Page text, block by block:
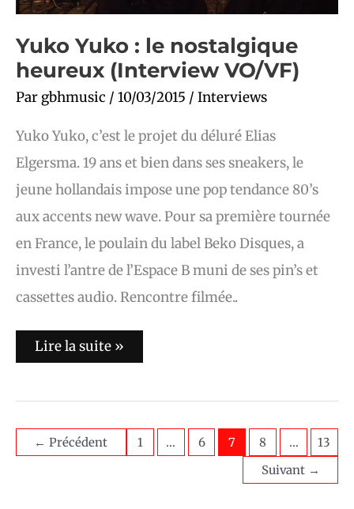
Yuko Yuko : le nostalgique
heureux (Interview VO/VF)
Par gbhmusic / 10/03/2015 / Interviews
Yuko Yuko, c’est le projet du déluré Elias
Elgersma. 19 ans et bien dans ses sneakers, le
jeune hollandais impose une pop tendance 80’s
aux accents new wave. Pour sa première tournée
en France, le poulain du label Beko Disques, a
investi l’antre de l’Espace B muni de ses pin’s et
cassettes audio. Rencontre filmée..
Lire la suite »
← Précédent 1 … 6 7 8 …
13
Suivant →